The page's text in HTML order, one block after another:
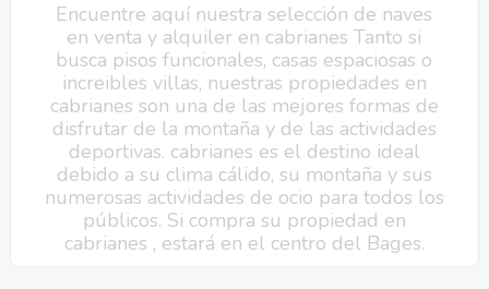
Encuentre aquí nuestra selección de naves
en venta y alquiler en cabrianes Tanto si
busca pisos funcionales, casas espaciosas o
increibles villas, nuestras propiedades en
cabrianes son una de las mejores formas de
disfrutar de la montaña y de las actividades
deportivas. cabrianes es el destino ideal
debido a su clima cálido, su montaña y sus
numerosas actividades de ocio para todos los
públicos. Si compra su propiedad en
cabrianes , estará en el centro del Bages.